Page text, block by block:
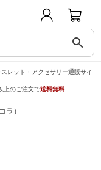
search
レット・アクセサリー通販サイ
上のご注文で送料無料
ラ）